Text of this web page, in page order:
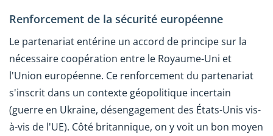
Renforcement de la sécurité européenne
Le partenariat entérine un accord de principe sur la
nécessaire coopération entre le Royaume-Uni et
l'Union européenne. Ce renforcement du partenariat
s'inscrit dans un contexte géopolitique incertain
(guerre en Ukraine, désengagement des États-Unis vis-
à-vis de l'UE). Côté britannique, on y voit un bon moyen